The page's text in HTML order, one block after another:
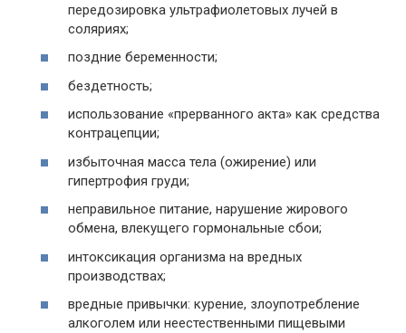
передозировка ультрафиолетовых лучей в
соляриях;
поздние беременности;
бездетность;
использование «прерванного акта» как средства
контрацепции;
избыточная масса тела (ожирение) или
гипертрофия груди;
неправильное питание, нарушение жирового
обмена, влекущего гормональные сбои;
интоксикация организма на вредных
производствах;
вредные привычки: курение, злоупотребление
алкоголем или неестественными пищевыми